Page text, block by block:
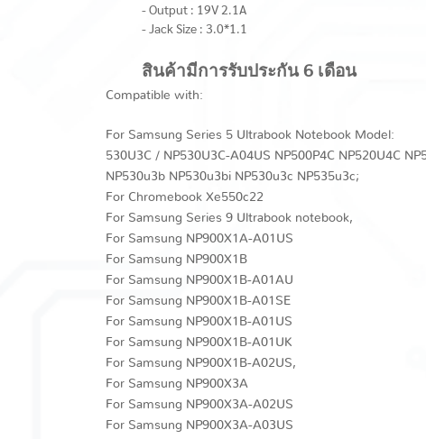
- Output : 19V 2.1A
- Jack Size : 3.0*1.1
สินค้ามีการรับประกัน 6 เดือน
Compatible with:
For Samsung Series 5 Ultrabook Notebook Model:
530U3C / NP530U3C-A04US NP500P4C NP520U4C
NP530u3b NP530u3bi NP530u3c NP535u3c;
For Chromebook Xe550c22
For Samsung Series 9 Ultrabook notebook,
For Samsung NP900X1A-A01US
For Samsung NP900X1B
For Samsung NP900X1B-A01AU
For Samsung NP900X1B-A01SE
For Samsung NP900X1B-A01US
For Samsung NP900X1B-A01UK
For Samsung NP900X1B-A02US,
For Samsung NP900X3A
For Samsung NP900X3A-A02US
For Samsung NP900X3A-A03US